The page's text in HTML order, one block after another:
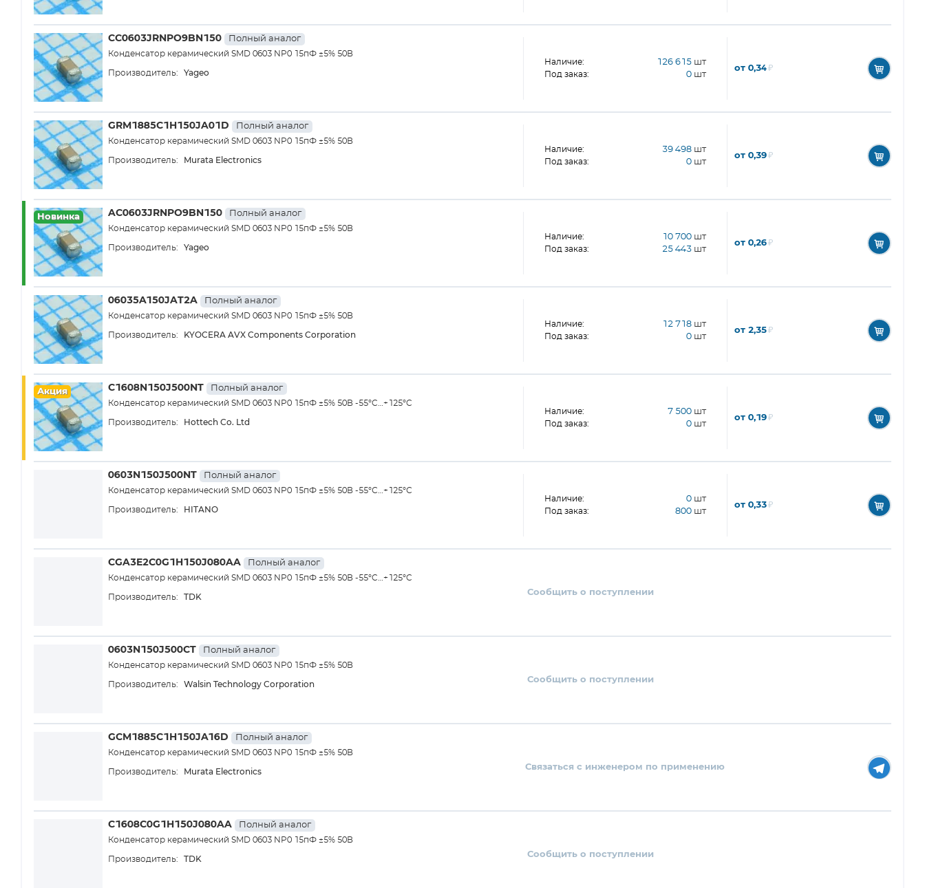
CC0603JRNPO9BN150 Полный аналог
Конденсатор керамический SMD 0603 NP0 15пФ ±5% 50В
Производитель: Yageo
Наличие: 126 615 шт
Под заказ: 0 шт
от 0,34₽
GRM1885C1H150JA01D Полный аналог
Конденсатор керамический SMD 0603 NP0 15пФ ±5% 50В
Производитель: Murata Electronics
Наличие: 39 498 шт
Под заказ: 0 шт
от 0,39₽
Новинка AC0603JRNPO9BN150 Полный аналог
Конденсатор керамический SMD 0603 NP0 15пФ ±5% 50В
Производитель: Yageo
Наличие: 10 700 шт
Под заказ: 25 443 шт
от 0,26₽
06035A150JAT2A Полный аналог
Конденсатор керамический SMD 0603 NP0 15пФ ±5% 50В
Производитель: KYOCERA AVX Components Corporation
Наличие: 12 718 шт
Под заказ: 0 шт
от 2,35₽
Акция C1608N150J500NT Полный аналог
Конденсатор керамический SMD 0603 NP0 15пФ ±5% 50В -55°C…+125°C
Производитель: Hottech Co. Ltd
Наличие: 7 500 шт
Под заказ: 0 шт
от 0,19₽
0603N150J500NT Полный аналог
Конденсатор керамический SMD 0603 NP0 15пФ ±5% 50В -55°С…+125°С
Производитель: HITANO
Наличие: 0 шт
Под заказ: 800 шт
от 0,33₽
CGA3E2C0G1H150J080AA Полный аналог
Конденсатор керамический SMD 0603 NP0 15пФ ±5% 50В -55°C…+125°C
Производитель: TDK Сообщить о поступлении
0603N150J500CT Полный аналог
Конденсатор керамический SMD 0603 NP0 15пФ ±5% 50В
Производитель: Walsin Technology Corporation Сообщить о поступлении
GCM1885C1H150JA16D Полный аналог
Конденсатор керамический SMD 0603 NP0 15пФ ±5% 50В
Производитель: Murata Electronics Связаться с инженером по применению
C1608C0G1H150J080AA Полный аналог
Конденсатор керамический SMD 0603 NP0 15пФ ±5% 50В
Производитель: TDK Сообщить о поступлении